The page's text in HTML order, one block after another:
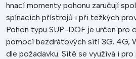
hnací momenty pohonu zaručují
spínacích přístrojů i při težkých
Pohon typu SUP-DOF je určen pro
pomocí bezdrátových sítí 3G, 4G,
dle požadavku. Sítě se využívá i